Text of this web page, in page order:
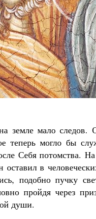
земле мало
теперь могло бы
Себя потомства.
в
подобно пучку
пройдя через
души.
Как найти своё
Кирилл